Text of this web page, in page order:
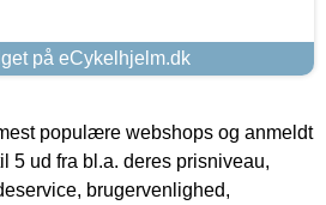
på eCykelhjelm.dk
populære webshops og anmeldt
5 ud fra bl.a. deres prisniveau,
brugervenlighed,